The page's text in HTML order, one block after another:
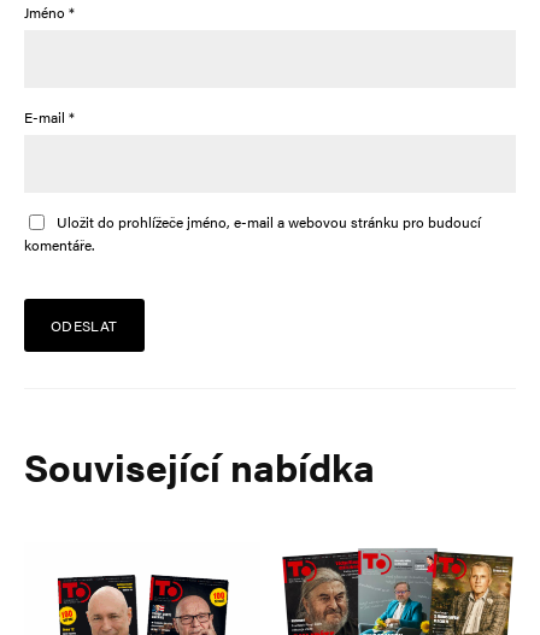
Jméno *
E-mail *
Uložit do prohlížeče jméno, e-mail a webovou stránku pro budoucí
komentáře.
Související nabídka